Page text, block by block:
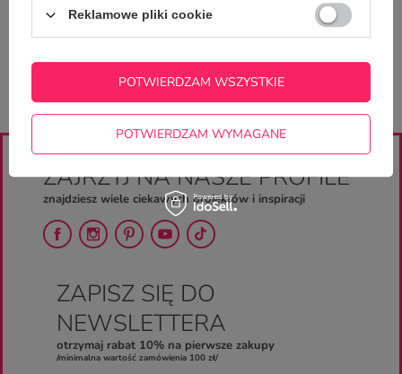
ZAJRZYJ NA NASZE PROFILE
znajdziesz wiele ciekawych projektów i inspiracji
ZAPISZ SIĘ DO
NEWSLETTERA
otrzymaj rabat 10% na pierwsze zakupy
/minimalna wartość zamówienia 100 zł/
Reklamowe pliki cookie
POTWIERDZAM WYMAGANE
POTWIERDZAM WSZYSTKIE